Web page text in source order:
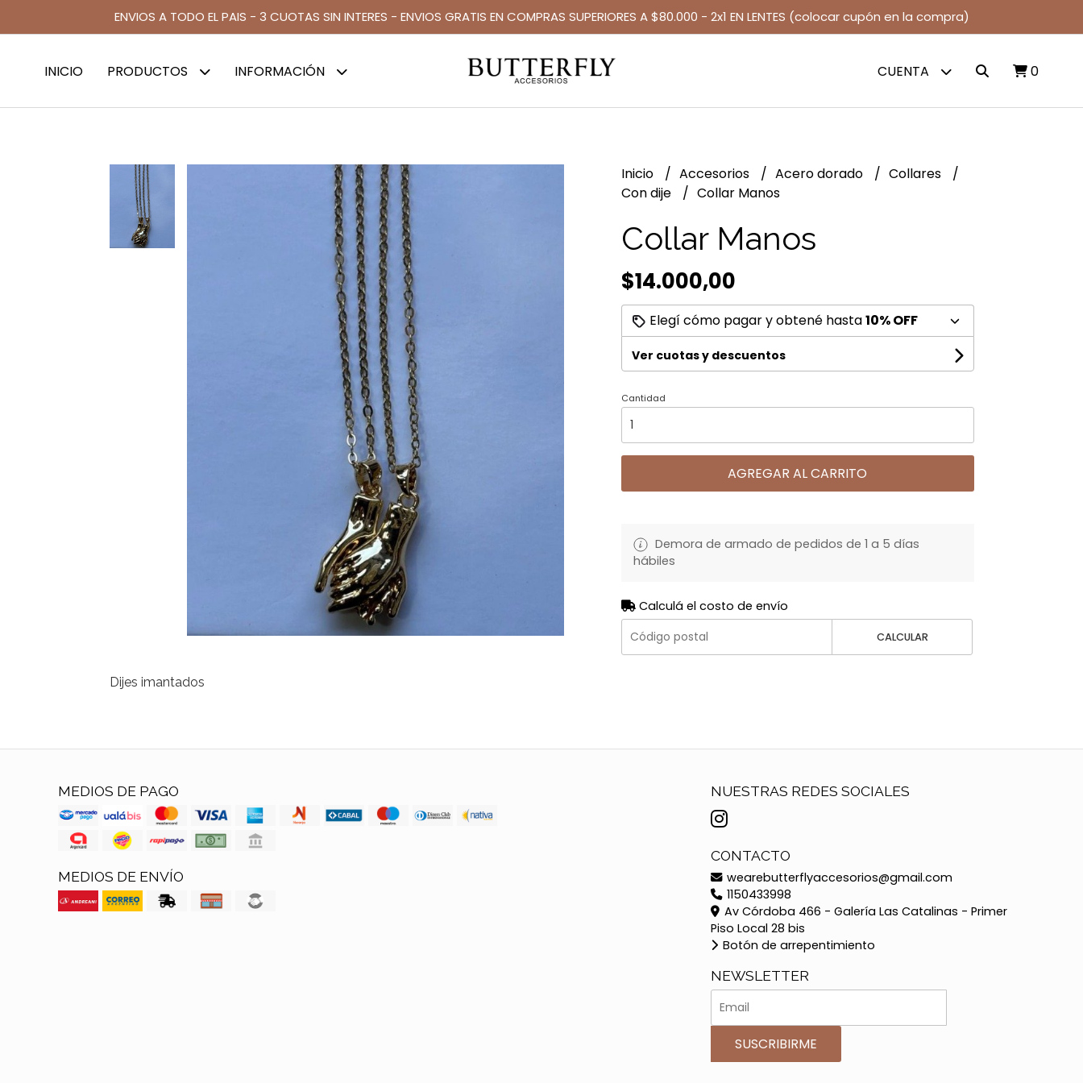
ENVIOS A TODO EL PAIS - 3 CUOTAS SIN INTERES - ENVIOS GRATIS EN COMPRAS SUPERIORES A $80.000 - 2x1 EN LENTES (colocar cupón en la compra)
INICIO PRODUCTOS INFORMACIÓN CUENTA 0
Dijes imantados
Inicio Accesorios Acero dorado
Collares
Con dije
Collar Manos
Collar Manos
$14.000,00
Elegí cómo pagar y obtené hasta10% OFF
Ver cuotas y descuentos
Cantidad
AGREGAR AL CARRITO
Demora de armado de pedidos de 1 a 5 días
hábiles
Calculá el costo de envío
CALCULAR
MEDIOS DE PAGO
MEDIOS DE ENVÍO
NUESTRAS REDES SOCIALES
CONTACTO
wearebutterflyaccesorios@gmail.com
1150433998
Av Córdoba 466 - Galería Las Catalinas - Primer
Piso Local 28 bis
Botón de arrepentimiento
NEWSLETTER
SUSCRIBIRME